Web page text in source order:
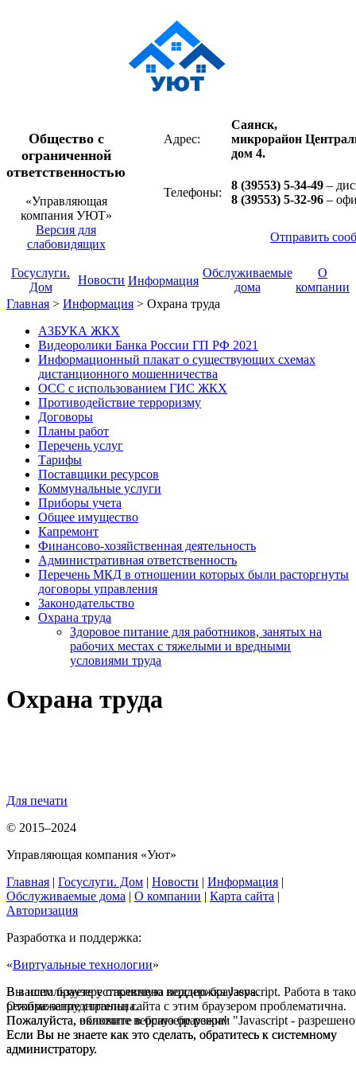
Общество с
ограниченной
ответственностью
«Управляющая
компания УЮТ»
Адрес:
Саянск,
микрорайон
дом 4.
Телефоны:
8 (39553) 5-34-49 –
8 (39553) 5-32-96 –
Версия для
слабовидящих
Отправить
Госуслуги.
Дом
Новости Информация
Обслуживаемые
дома
О
компании
Главная > Информация > Охрана труда
АЗБУКА ЖКХ
Видеоролики Банка России ГП РФ 2021
Информационный плакат о существующих схемах
дистанционного мошенничества
ОСС с использованием ГИС ЖКХ
Противодействие терроризму
Договоры
Планы работ
Перечень услуг
Тарифы
Поставщики ресурсов
Коммунальные услуги
Приборы учета
Общее имущество
Капремонт
Финансово-хозяйственная деятельность
Административная ответственность
Перечень МКД в отношении которых были расторгнуты
договоры управления
Законодательство
Охрана труда
Здоровое питание для работников, занятых на
рабочих местах с тяжелыми и вредными
условиями труда
Охрана труда
Для печати
© 2015–2024
Управляющая компания «Уют»
Главная | Госуслуги. Дом | Новости | Информация |
Обслуживаемые дома | О компании | Карта сайта |
Авторизация
Разработка и поддержка:
«Виртуальные технологии»
В вашем браузере отключена поддержка Jasvscript. Работа в
режиме затруднительна.
Пожалуйста, включите в браузере режим "Javascript -
Если Вы не знаете как это сделать, обратитесь к системному
администратору.
Вы используете устаревшую версию браузера.
Отображение страниц сайта с этим браузером проблематична.
Пожалуйста, обновите версию браузера!
Если Вы не знаете как это сделать, обратитесь к системному
администратору.